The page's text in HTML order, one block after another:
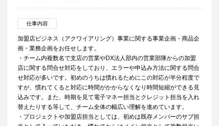
仕事内容
加盟店ビジネス（アクワイアリング）事業に関する事業企画・商品企
画・業務企画をお任せします。
・チーム内複数名で支店の営業やDX法人部内の営業部隊からの加盟
店に関する問合せ対応をしており、エラーや申込み方法に関する問合
せ対応が多いです。初めのうちは慣れるためにこの対応が半分程度で
すが、慣れてくると対応に時間がかからなくなり時間短縮ができる見
込みです。また、時期を見て電子マネー担当とクレジット担当を入れ
替えたりする等して、チーム全体の幅広い理解を進めています。
・プロジェクトや加盟店担当としては、初めは既存メンバーのサブ担